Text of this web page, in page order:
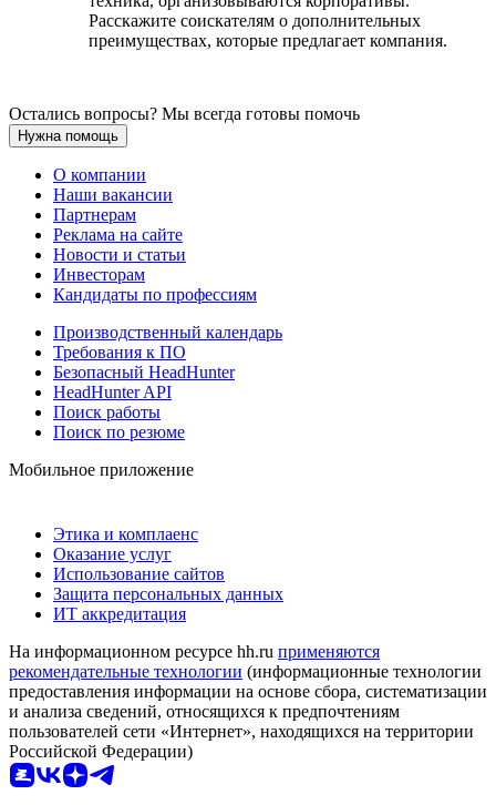
Расскажите соискателям о дополнительных
преимуществах, которые предлагает компания.
Остались вопросы? Мы всегда готовы помочь
Нужна помощь
О компании
Наши вакансии
Партнерам
Реклама на сайте
Новости и статьи
Инвесторам
Кандидаты по профессиям
Производственный календарь
Требования к ПО
Безопасный HeadHunter
HeadHunter API
Поиск работы
Поиск по резюме
Мобильное приложение
Этика и комплаенс
Оказание услуг
Использование сайтов
Защита персональных данных
ИТ аккредитация
На информационном ресурсе hh.ru применяются
рекомендательные технологии (информационные технологии
предоставления информации на основе сбора, систематизации
и анализа сведений, относящихся к предпочтениям
пользователей сети «Интернет», находящихся на территории
Российской Федерации)